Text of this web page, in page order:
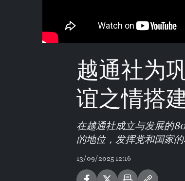
越通社为
谊之情搭
在越通社成立与发展的
的地位，发挥党和国家
13/09/2025 12:16